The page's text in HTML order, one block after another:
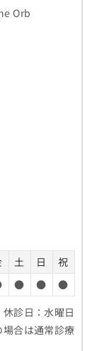
Orb
土 日
祝
● ●
●
休診日：水曜日
合は通常診療